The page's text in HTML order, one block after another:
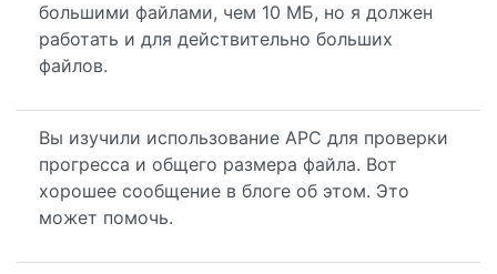
большими файлами, чем 10 МБ, но я должен
работать и для действительно больших
файлов.
Вы изучили использование APC для проверки
прогресса и общего размера файла. Вот
хорошее сообщение в блоге об этом. Это
может помочь.